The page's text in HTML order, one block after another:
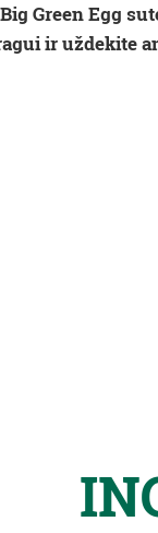
Green Egg
ir uždekite